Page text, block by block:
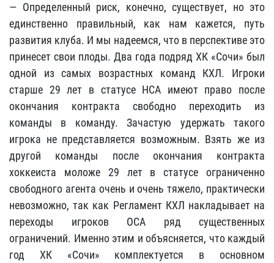
— Определенный риск, конечно, существует, но это
единственно правильный, как нам кажется, путь
развития клуба. И мы надеемся, что в перспективе это
принесет свои плоды. Два года подряд ХК «Сочи» был
одной из самых возрастных команд КХЛ. Игроки
старше 29 лет в статусе НСА имеют право после
окончания контракта свободно переходить из
команды в команду. Зачастую удержать такого
игрока не представляется возможным. Взять же из
другой команды после окончания контракта
хоккеиста моложе 29 лет в статусе ограниченно
свободного агента очень и очень тяжело, практически
невозможно, так как Регламент КХЛ накладывает на
переходы игроков ОСА ряд существенных
ограничений. Именно этим и объясняется, что каждый
год ХК «Сочи» комплектуется в основном